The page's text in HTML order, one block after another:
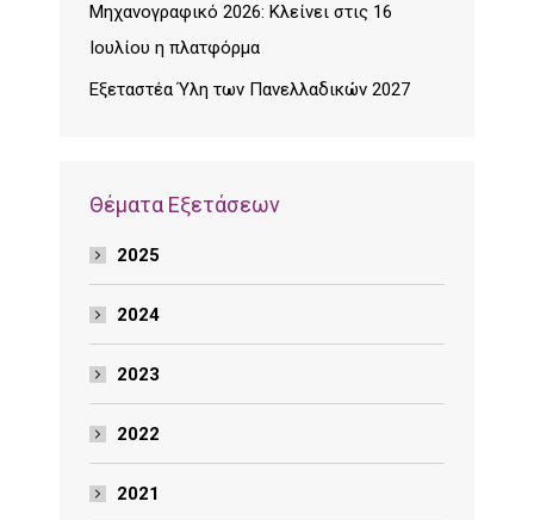
Μηχανογραφικό 2026: Κλείνει στις 16
Ιουλίου η πλατφόρμα
Εξεταστέα Ύλη των Πανελλαδικών 2027
Θέματα Εξετάσεων
2025
2024
2023
2022
2021